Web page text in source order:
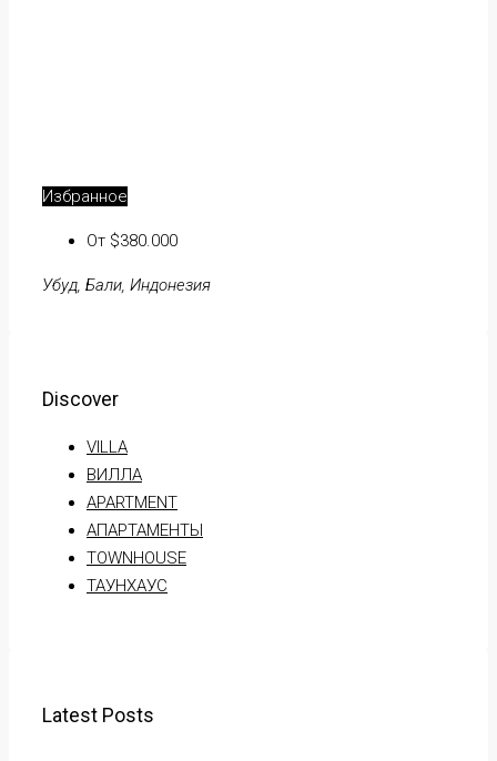
Избранное
От $380.000
Убуд, Бали, Индонезия
Discover
VILLA
ВИЛЛА
APARTMENT
АПАРТАМЕНТЫ
TOWNHOUSE
ТАУНХАУС
Latest Posts